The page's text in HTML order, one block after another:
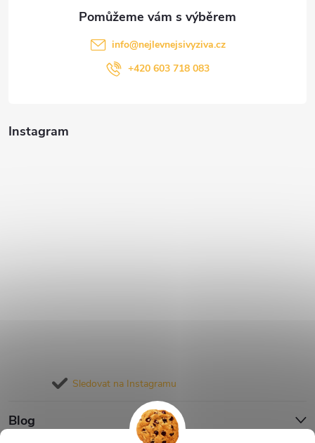
Instagram
Sledovat na Instagramu
Blog
info@nejlevnejsivyziva.cz
+420 603 718 083